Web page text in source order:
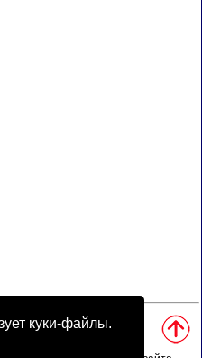
куки-файлы.
была создана